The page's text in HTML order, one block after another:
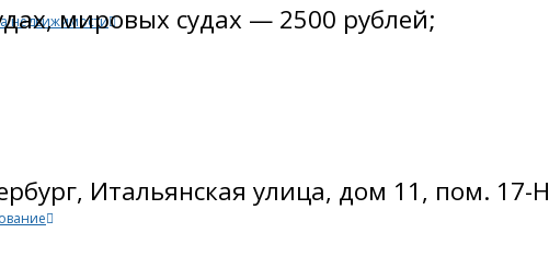
недвижимостимировых судах — 2500 рублей;
Итальянская улица, дом 11, пом. 17-Н